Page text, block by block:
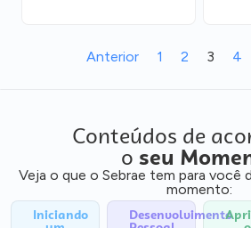
Anterior 1 2 3 4
Conteúdos de
o seu
Veja o que o Sebrae tem para você
momento:
Iniciando Desenvolvimento